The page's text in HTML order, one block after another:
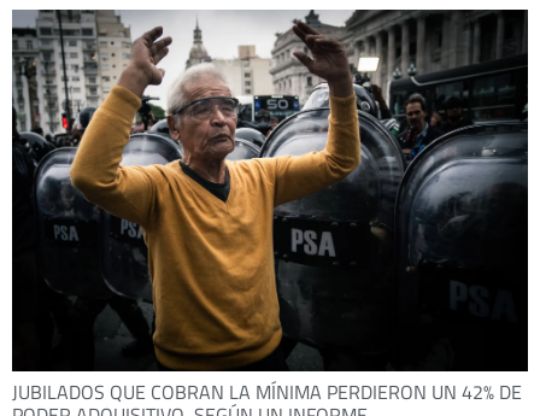
JUBILADOS QUE COBRAN LA MÍNIMA PERDIERON UN 42% DE